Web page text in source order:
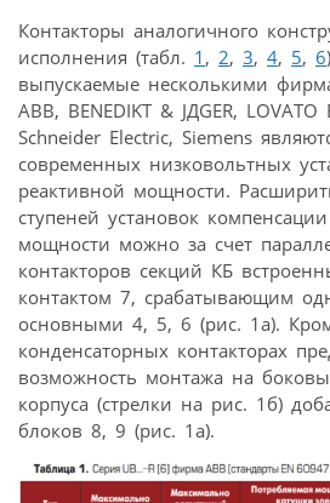
Контакторы аналогичного
исполнения (табл. 1 , 2, 3, 4, 5, 6
выпускаемые несколькими
ABB, BENEDIKT & JДGER,
Schneider Electric, Siemens
современных низковольтных
реактивной мощности.
ступеней установок
мощности можно за счет
контакторов секций КБ
контактом 7, срабатывающим
основными 4, 5, 6 (рис. 1а).
конденсаторных контакторах
возможность монтажа на
корпуса (стрелки на рис. 1б)
блоков 8, 9 (рис. 1а).